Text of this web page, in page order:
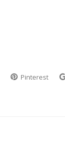
Pinterest